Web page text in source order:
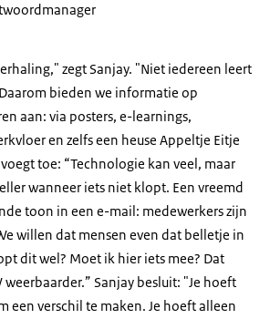
zegt Sanjay. "Niet iedereen leert
bieden we informatie op
aan: via posters, e-learnings,
en zelfs een heuse Appeltje Eitje
toe: “Technologie kan veel, maar
wanneer iets niet klopt. Een vreemd
toon in een e-mail: medewerkers zijn
willen dat mensen even dat belletje in
dit wel? Moet ik hier iets mee? Dat
Sanjay besluit: "Je hoeft
een verschil te maken. Je hoeft alleen